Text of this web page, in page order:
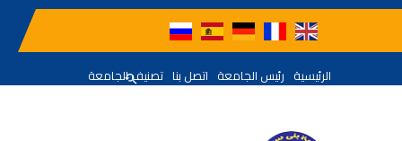
الرئيسية رئيس الجامعة اتصل بنا تصنيف الجامعة